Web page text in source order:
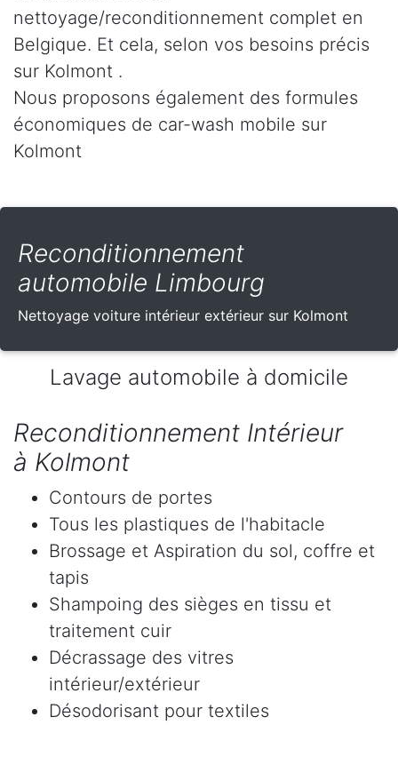
nettoyage/reconditionnement complet en
Belgique. Et cela, selon vos besoins précis
sur Kolmont .
Nous proposons également des formules
économiques de car-wash mobile sur
Kolmont
Reconditionnement
automobile Limbourg
Nettoyage voiture intérieur extérieur sur Kolmont
Lavage automobile à domicile
Reconditionnement Intérieur
à Kolmont
Contours de portes
Tous les plastiques de l'habitacle
Brossage et Aspiration du sol, coffre et
tapis
Shampoing des sièges en tissu et
traitement cuir
Décrassage des vitres
intérieur/extérieur
Désodorisant pour textiles